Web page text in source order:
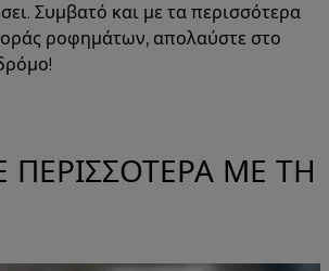
Συμβατό και με τα περισσότερα
ροφημάτων, απολαύστε στο
ΠΕΡΙΣΣΟΤΕΡΑ ΜΕ ΤΗ